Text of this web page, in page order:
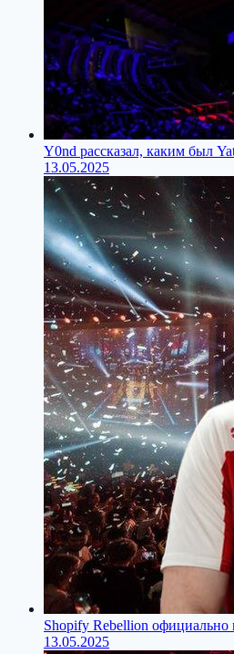
Y0nd рассказал, каким был
13.05.2025
Shopify Rebellion официально
13.05.2025